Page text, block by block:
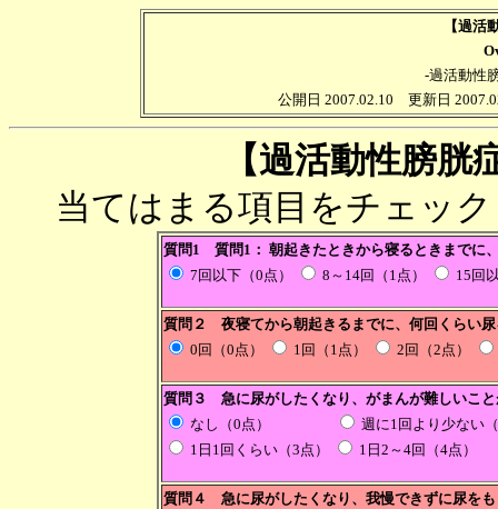
【過活
-過活動性
公開日 2007.02.10 更新日
【過活動性膀胱
当てはまる項目をチェッ
質問1 質問1： 朝起きたときから寝るときまでに
7回以下（0点）
8～14回（1点） 15回
質問２ 夜寝てから朝起きるまでに、何回くらい
0回（0点）
1回（1点） 2回（2点）
質問３ 急に尿がしたくなり、がまんが難しいこと
なし（0点）
週に1回より少な
1日1回くらい（3点）
1日2～4回（
質問４ 急に尿がしたくなり、我慢できずに尿を